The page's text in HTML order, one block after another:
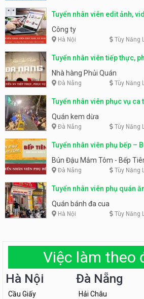
Tuyển nhân viên edit ảnh,
Công ty
Hà Nội Tùy Năng
Tuyển nhân viên tiếp thực,
Nhà hàng Phủi Quán
Đà Nẵng Tùy Năng
Tuyển nhân viên phục vụ
Quán kem dừa
Đà Nẵng Tùy Năng
Tuyển nhân viên phụ bếp –
Tiên
Bún Đậu Mắm Tôm - Bếp
Đà Nẵng Tùy Năng
Tuyển nhân viên phụ quán
Quán bánh đa cua
Hà Nội Tùy Năng
Việc làm theo
Hà Nội
Cầu Giấy
Đà Nẵng
Hải Châu